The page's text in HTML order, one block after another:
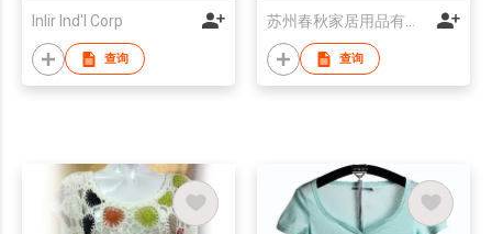
Inlir Ind'l Corp
查询 查询